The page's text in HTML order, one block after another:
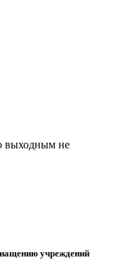
выходным не
учреждений